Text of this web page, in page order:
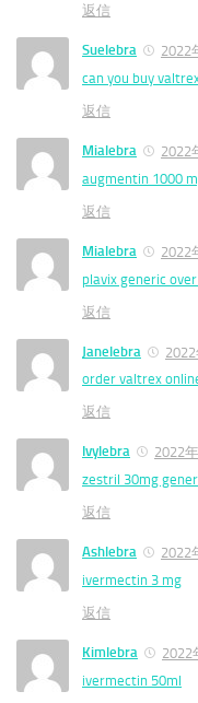
返信
Suelebra
2022
can you buy
返信
Mialebra
2022
augmentin 1000
返信
Mialebra
2022
plavix generic
返信
Janelebra
order valtrex
返信
Ivylebra
2022
zestril 30mg
返信
Ashlebra
2022
ivermectin 3 mg
返信
Kimlebra
2022
ivermectin 50ml